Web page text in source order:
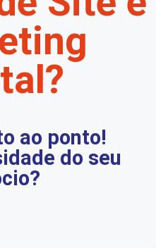
ao ponto!
do seu